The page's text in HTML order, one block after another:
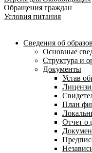
Обращения граждан
Условия питания
Сведения об
Основные
Структура и
Документы
Устав
План
Отчет о